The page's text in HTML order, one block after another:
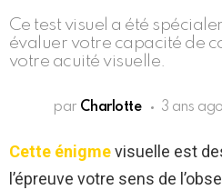
Ce test visuel a été
évaluer votre capacité de
votre acuité visuelle.
par Charlotte 3 ans ago
Cette énigmevisuelle est
l’épreuve votre sens de